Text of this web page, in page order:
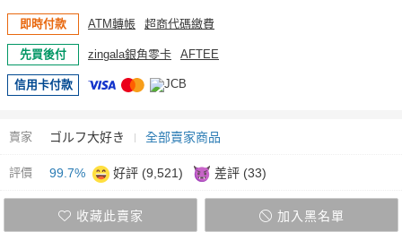
即時付款 ATM轉帳 超商代碼繳費
先買後付 zingala銀角零卡 AFTEE
信用卡付款
賣家 ゴルフ大好き 全部賣家商品
評價 99.7% 好評 (9,521) 差評 (33)
收藏此賣家 加入黑名單